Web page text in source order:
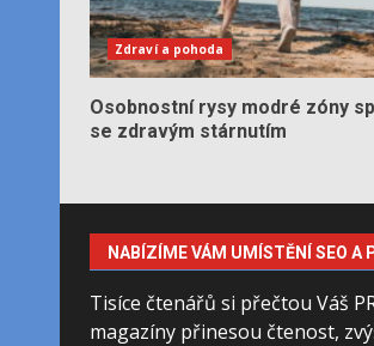
Zdraví a pohoda
Osobnostní rysy modré zóny
se zdravým stárnutím
NABÍZÍME VÁM UMÍSTĚNÍ SEO A
Tisíce čtenářů si přečtou Váš
magazíny přinesou čtenost,